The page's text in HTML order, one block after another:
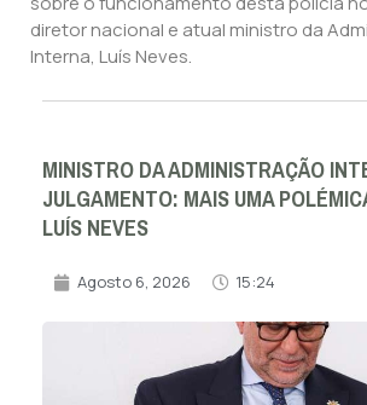
diretor nacional e atual ministro da
Interna, Luís Neves.
MINISTRO DA ADMINISTRAÇÃO
JULGAMENTO: MAIS UMA
LUÍS NEVES
Agosto 6, 2026 15:24